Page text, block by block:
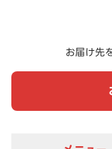
お届け先